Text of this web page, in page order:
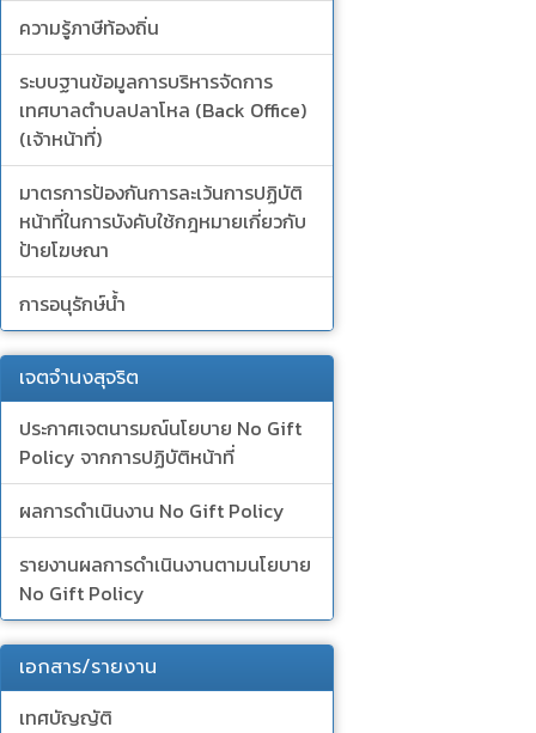
ความรู้ภาษีท้องถิ่น
ระบบฐานข้อมูลการบริหารจัดการ
เทศบาลตำบลปลาโหล (Back Office)
(เจ้าหน้าที่)
มาตรการป้องกันการละเว้นการปฏิบัติ
หน้าที่ในการบังคับใช้กฎหมายเกี่ยวกับ
ป้ายโฆษณา
การอนุรักษ์น้ำ
เจตจำนงสุจริต
ประกาศเจตนารมณ์นโยบาย No Gift
Policy จากการปฏิบัติหน้าที่
ผลการดำเนินงาน No Gift Policy
รายงานผลการดำเนินงานตามนโยบาย
No Gift Policy
เอกสาร/รายงาน
เทศบัญญัติ